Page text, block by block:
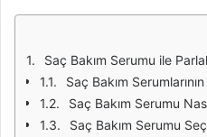
Saç Bakım Serumu ile
Saç Bakım
Saç Bakım Serumu
Saç Bakım Serumu